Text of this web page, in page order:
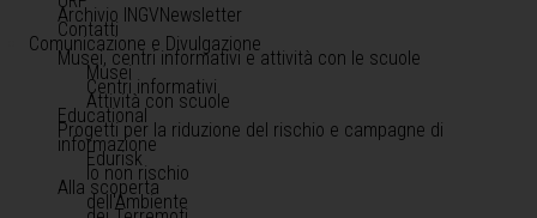
Archivio INGVNewsletter
Contatti
Comunicazione e Divulgazione
Musei, centri informativi e attività con le scuole
Musei
Centri informativi
Attività con scuole
Educational
Progetti per la riduzione del rischio e campagne di
informazione
Edurisk
Io non rischio
Alla scoperta
dell'Ambiente